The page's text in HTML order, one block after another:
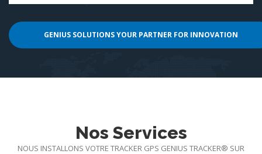
GENIUS SOLUTIONS YOUR PARTNER FOR INNOVATION
Nos Services
NOUS INSTALLONS VOTRE TRACKER GPS GENIUS TRACKER® SUR